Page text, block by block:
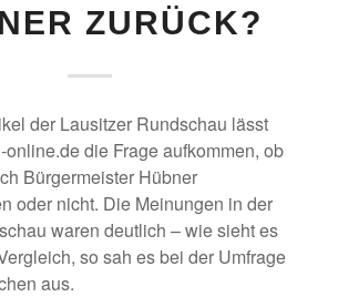
ZURÜCK?
der Lausitzer Rundschau lässt
die Frage aufkommen, ob
Bürgermeister Hübner
oder nicht. Die Meinungen in der
waren deutlich – wie sieht es
so sah es bei der Umfrage
aus.